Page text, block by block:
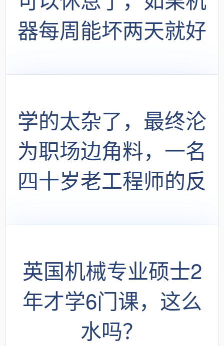
器每周能坏两天就好
学的太杂了，最终沦
为职场边角料，一名
四十岁老工程师的反
英国机械专业硕士2
年才学6门课，这么
水吗？